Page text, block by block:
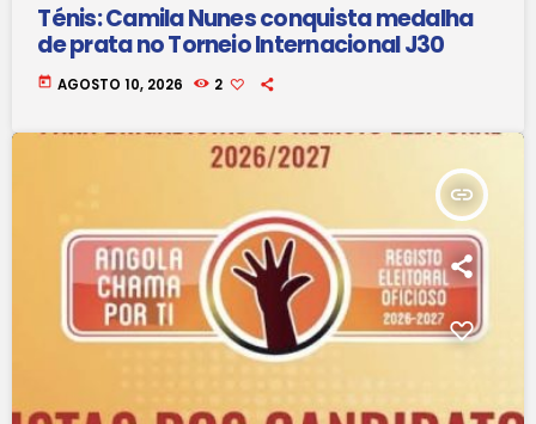
Ténis: Camila Nunes conquista medalha
de prata no Torneio Internacional J30
today AGOSTO 10, 2026 2
insert_link